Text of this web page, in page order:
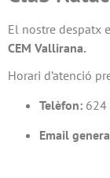
El nostre despatx
CEM Vallirana.
Horari d’atenció
Telèfon: 624
Email